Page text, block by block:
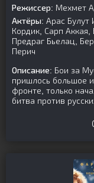
Режиссер: Мехмет
Актёры: Арас Булут
Кордик, Сарп Аккая,
Предраг Бьелац,
Перич
Описание: Бои за
пришлось большое
фронте, только
битва против